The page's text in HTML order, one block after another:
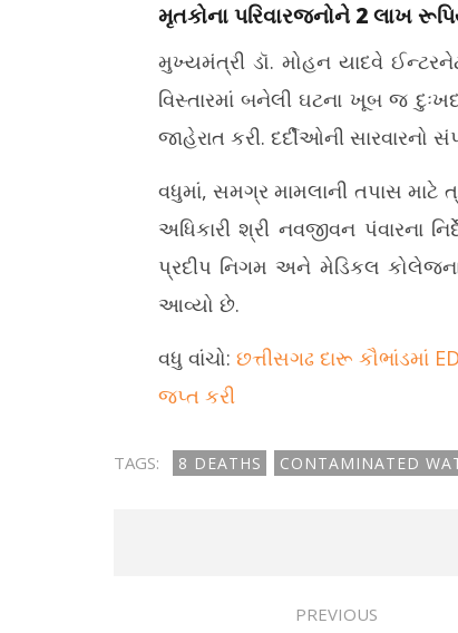
મૃતકોના પરિવારજનોને 2 લાખ
મુખ્યમંત્રી ડૉ. મોહન યાદવે
વિસ્તારમાં બનેલી ઘટના ખૂબ જ
જાહેરાત કરી. દર્દીઓની સારવારનો
વધુમાં, સમગ્ર મામલાની તપાસ માટે
અધિકારી શ્રી નવજીવન પંવારના
પ્રદીપ નિગમ અને મેડિકલ
આવ્યો છે.
વધુ વાંચો: છત્તીસગઢ દારૂ કૌભાંડમાં
જપ્ત કરી
TAGS: 8 DEATHS CONTAMINATED
PREVIOUS